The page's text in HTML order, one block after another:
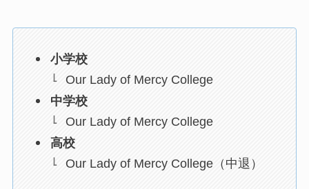
小学校
Our Lady of Mercy College
中学校
Our Lady of Mercy College
高校
Our Lady of Mercy College（中退）